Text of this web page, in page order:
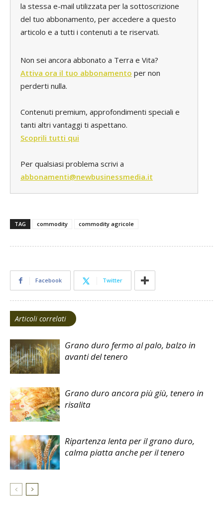
la stessa e-mail utilizzata per la sottoscrizione
del tuo abbonamento, per accedere a questo
articolo e a tutti i contenuti a te riservati.
Non sei ancora abbonato a Terra e Vita?
Attiva ora il tuo abbonamento per non
perderti nulla.
Contenuti premium, approfondimenti speciali e
tanti altri vantaggi ti aspettano.
Scoprili tutti qui
Per qualsiasi problema scrivi a
abbonamenti@newbusinessmedia.it
TAG commodity commodity agricole
Facebook Twitter
Articoli correlati
Grano duro fermo al palo, balzo in
avanti del tenero
Grano duro ancora più giù, tenero in
risalita
Ripartenza lenta per il grano duro,
calma piatta anche per il tenero